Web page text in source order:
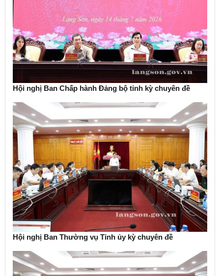
Hội nghị Ban Chấp hành Đảng bộ tỉnh kỳ chuyên đề
Hội nghị Ban Thường vụ Tỉnh ủy kỳ chuyên đề